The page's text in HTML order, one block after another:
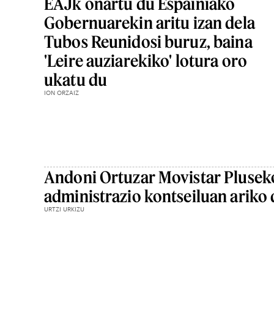
Gobernuarekin aritu izan dela
Tubos Reunidosi buruz, baina
'Leire auziarekiko' lotura oro
ukatu du
ION ORZAIZ
Andoni Ortuzar Movistar
administrazio kontseiluan ariko
URTZI URKIZU